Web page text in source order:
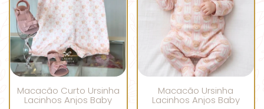
Macacão Curto Ursinha
Lacinhos Anjos Baby
Macacão Ursinha
Lacinhos Anjos Baby